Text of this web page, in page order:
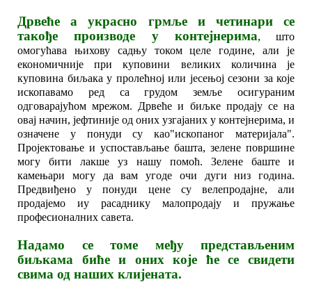
Дрвеће а украсно грмље и четинари се
такође производе у контејнерима, што
омогућава њихову садњу током целе године, али је
економичније при куповини великих количина је
куповина биљака у пролећној или јесењој сезони за које
ископавамо ред са грудом земље осигураним
одговарајућом мрежом. Дрвеће и биљке продају се на
овај начин, јефтиније од оних узгајаних у контејнерима, и
означене у понуди су као"ископаног материјала".
Пројектовање и успостављање башта, зелене површине
могу бити лакше уз нашу помоћ. Зелене баште и
камењари могу да вам угоде очи дуги низ година.
Предвиђено у понуди цене су велепродајне, али
продајемо иу расаднику малопродају и пружање
професионалних савета.
Надамо се томе међу представљеним
биљкама биће и оних које ће се свидети
свима од наших клијената.